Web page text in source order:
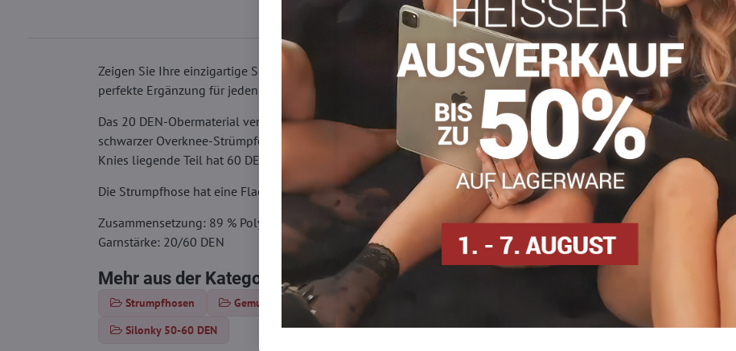
Beschreibung Bewertungen 0 Diskussion 0
Zeigen Sie Ihre einzigartige Seite mit unserer exklusiven Zazu B10-Strumpfhose! Sie sind einzigartig und
perfekte Ergänzung für jeden Stil zu schaffen.
Das 20 DEN-Obermaterial verleiht dezenten Charme und ist ideal für den Alltag. Das einzigartige Design des
schwarzer Overknee-Strümpfe mit beigen Punkten sorgt gleichzeitig für den Effekt von zwei Schichten und verleiht
Knies liegende Teil hat 60 DEN, was nicht nur für eine längere Haltbarkeit sorgt, sondern auch die elegante
Die Strumpfhose hat eine Flachnaht, einen kleinen Zwickel, einen bequemen Gummibund und eine unsichtbare
Zusammensetzung: 89 % Polyamid, 10 % Elasthan, 1 % Baumwolle
Garnstärke: 20/60 DEN
Mehr aus der Kategorie
Strumpfhosen Gemusterte Strumpfhosen Strumpfhosen 15-20 DEN
Silonky 50-60 DEN